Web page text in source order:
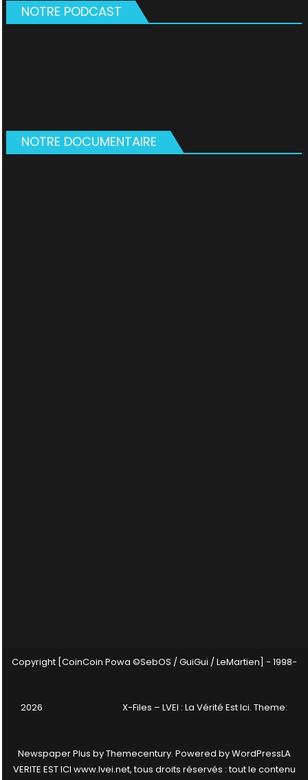
NOTRE PODCAST
NOTRE DOCUMENTAIRE
Copyright [CoinCoin Powa ©SebOS / GuiGui / LeMartien] - 1998-
2026 X-Files – LVEI : La Vérité Est Ici. Theme:
Newspaper Plus byThemecentury. Powered byWordPressLA
VERITE EST ICI www.lvei.net, tous droits réservés : tout le contenu